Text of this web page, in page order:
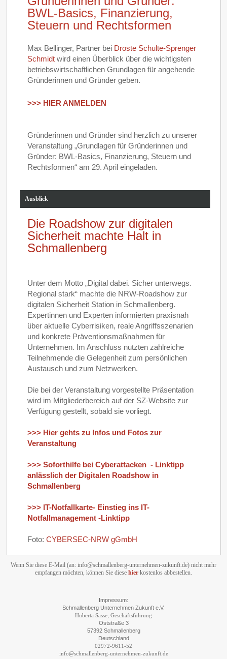
BWL-Basics, Finanzierung,
Steuern und Rechtsformen
Max Bellinger, Partner bei Droste Schulte‑Sprenger
Schmidt wird einen Überblick über die wichtigsten
betriebswirtschaftlichen Grundlagen für angehende
Gründerinnen und Gründer geben.
>>> HIER ANMELDEN
Gründerinnen und Gründer sind herzlich zu unserer
Veranstaltung „Grundlagen für Gründerinnen und
Gründer: BWL‑Basics, Finanzierung, Steuern und
Rechtsformen“ am 29. April eingeladen.
Ausblick
Die Roadshow zur digitalen
Sicherheit machte Halt in
Schmallenberg
Unter dem Motto „Digital dabei. Sicher unterwegs.
Regional stark“ machte die NRW‑Roadshow zur
digitalen Sicherheit Station in Schmallenberg.
Expertinnen und Experten informierten praxisnah
über aktuelle Cyberrisiken, reale Angriffsszenarien
und konkrete Präventionsmaßnahmen für
Unternehmen. Im Anschluss nutzten zahlreiche
Teilnehmende die Gelegenheit zum persönlichen
Austausch und zum Netzwerken.
Die bei der Veranstaltung vorgestellte Präsentation
wird im Mitgliederbereich auf der SZ-Website zur
Verfügung gestellt, sobald sie vorliegt.
>>> Hier gehts zu Infos und Fotos zur
Veranstaltung
>>> Soforthilfe bei Cyberattacken - Linktipp
anlässlich der Digitalen Roadshow in
Schmallenberg
>>> IT-Notfallkarte- Einstieg ins IT-
Notfallmanagement -Linktipp
Foto: CYBERSEC-NRW gGmbH
Wenn Sie diese E-Mail (an: info@schmallenberg-unternehmen-zukunft.de) nicht mehr
empfangen möchten, können Sie diese hier kostenlos abbestellen.
Impressum:
Schmallenberg Unternehmen Zukunft e.V.
Huberta Sasse, Geschäftsführung
Oststraße 3
57392 Schmallenberg
Deutschland
02972-9611-52
info@schmallenberg-unternehmen-zukunft.de